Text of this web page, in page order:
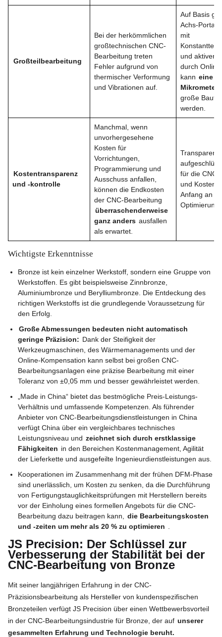
Großteilbearbeitung
Bei der herkömmlichen
großtechnischen CNC-
Bearbeitung treten
Fehler aufgrund von
thermischer Verformung
und Vibrationen auf.
Auf Basis
Achs-
mit
und aktiver
durch
kann eine
große
werden.
Kostentransparenz
und -kontrolle
Manchmal, wenn
unvorhergesehene
Kosten für
Vorrichtungen,
Programmierung und
Ausschuss anfallen,
können die Endkosten
der CNC-Bearbeitung
überraschenderweise
ganz anders ausfallen
als erwartet.
für die CNC-
und
Anfang an
Optimierung
Wichtigste Erkenntnisse
Bronze ist kein einzelner Werkstoff, sondern eine Gruppe von
Werkstoffen. Es gibt beispielsweise Zinnbronze,
Aluminiumbronze und Berylliumbronze. Die Entdeckung des
richtigen Werkstoffs ist die grundlegende Voraussetzung für
den Erfolg.
Große Abmessungen bedeuten nicht automatisch
geringe Präzision: Dank der Steifigkeit der
Werkzeugmaschinen, des Wärmemanagements und der
Online-Kompensation kann selbst bei großen CNC-
Bearbeitungsanlagen eine präzise Bearbeitung mit einer
Toleranz von ±0,05 mm und besser gewährleistet werden.
„Made in China“ bietet das bestmögliche Preis-Leistungs-
Verhältnis und umfassende Kompetenzen. Als führender
Anbieter von CNC-Bearbeitungsdienstleistungen in China
verfügt China über ein vergleichbares technisches
Leistungsniveau und zeichnet sich durch erstklassige
Fähigkeiten in den Bereichen Kostenmanagement, Agilität
der Lieferkette und ausgefeilte Ingenieurdienstleistungen aus.
Kooperationen im Zusammenhang mit der frühen DFM-Phase
sind unerlässlich, um Kosten zu senken, da die Durchführung
von Fertigungstauglichkeitsprüfungen mit Herstellern bereits
vor der Einholung eines formellen Angebots für die CNC-
Bearbeitung dazu beitragen kann,
die Bearbeitungskosten
und -zeiten um mehr als 20 % zu optimieren
JS Precision: Der Schlüssel zur
Verbesserung der Stabilität bei der
CNC-Bearbeitung von Bronze
Mit seiner langjährigen Erfahrung in der CNC-
Präzisionsbearbeitung als Hersteller von kundenspezifischen
Bronzeteilen verfügt JS Precision über einen Wettbewerbsvorteil
in der CNC-Bearbeitungsindustrie für Bronze, der auf unserer
gesammelten Erfahrung und Technologie beruht.